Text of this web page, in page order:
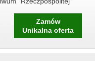
Zamów
Unikalna oferta